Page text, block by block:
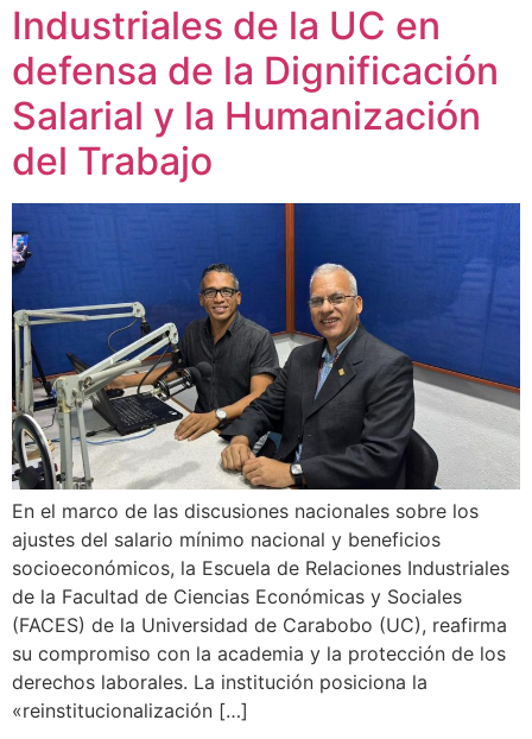
Industriales de la UC en
defensa de la Dignificación
Salarial y la Humanización
del Trabajo
En el marco de las discusiones nacionales sobre los
ajustes del salario mínimo nacional y beneficios
socioeconómicos, la Escuela de Relaciones Industriales
de la Facultad de Ciencias Económicas y Sociales
(FACES) de la Universidad de Carabobo (UC), reafirma
su compromiso con la academia y la protección de los
derechos laborales. La institución posiciona la
«reinstitucionalización […]